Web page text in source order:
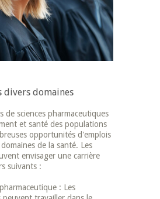
divers domaines
de sciences pharmaceutiques
et santé des populations
opportunités d'emplois
de la santé. Les
envisager une carrière
suivants :
: Les